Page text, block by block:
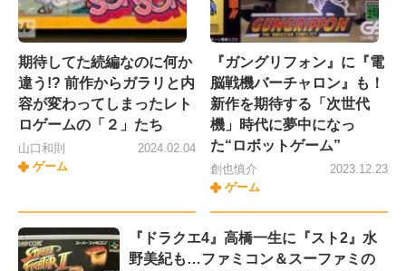
期待してた続編なのに何か
違う!? 前作からガラリと内
容が変わってしまったレト
ロゲームの「２」たち
山口和則
ゲーム
2024.02.04
『ガングリフォン』に『電
脳戦機バーチャロン』も！
新作を期待する「次世代
機」時代に夢中になっ
た“ロボットゲーム”
創也慎介
ゲーム
2023.12.23
『ドラクエ4』高橋一生に『スト2』水
野美紀も…ファミコン＆スーファミの